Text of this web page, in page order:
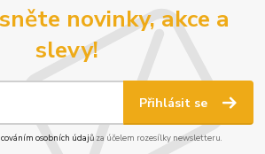
novinky, akce a
slevy!
Přihlásit se
osobních údajůza účelem rozesílky newsletteru.